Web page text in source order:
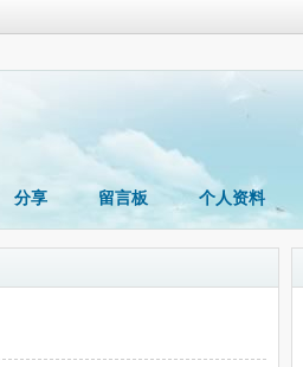
分享 留言板 个人资料